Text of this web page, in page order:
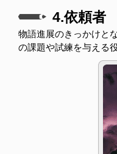
4.依頼者
物語進展のきっかけと
の課題や試練を与える